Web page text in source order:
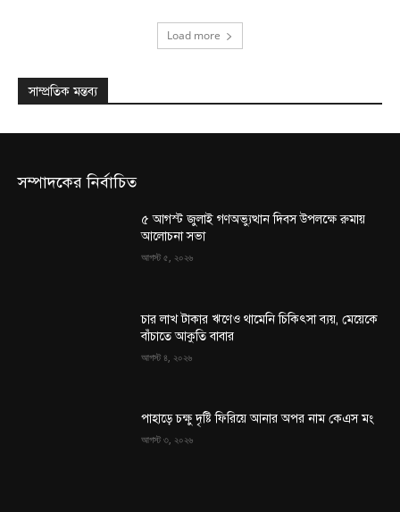
Load more
সাম্প্রতিক মন্তব্য
সম্পাদকের নির্বাচিত
৫ আগস্ট জুলাই গণঅভ্যুত্থান দিবস উপলক্ষে রুমায়
আলোচনা সভা
আগস্ট ৫, ২০২৬
চার লাখ টাকার ঋণেও থামেনি চিকিৎসা ব্যয়, মেয়েকে
বাঁচাতে আকুতি বাবার
আগস্ট ৪, ২০২৬
পাহাড়ে চক্ষু দৃষ্টি ফিরিয়ে আনার অপর নাম কেএস মং
আগস্ট ৩, ২০২৬